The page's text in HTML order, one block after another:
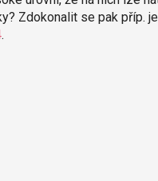
Zdokonalit se pak příp.
.